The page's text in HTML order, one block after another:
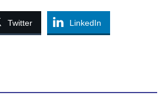
Twitter LinkedIn